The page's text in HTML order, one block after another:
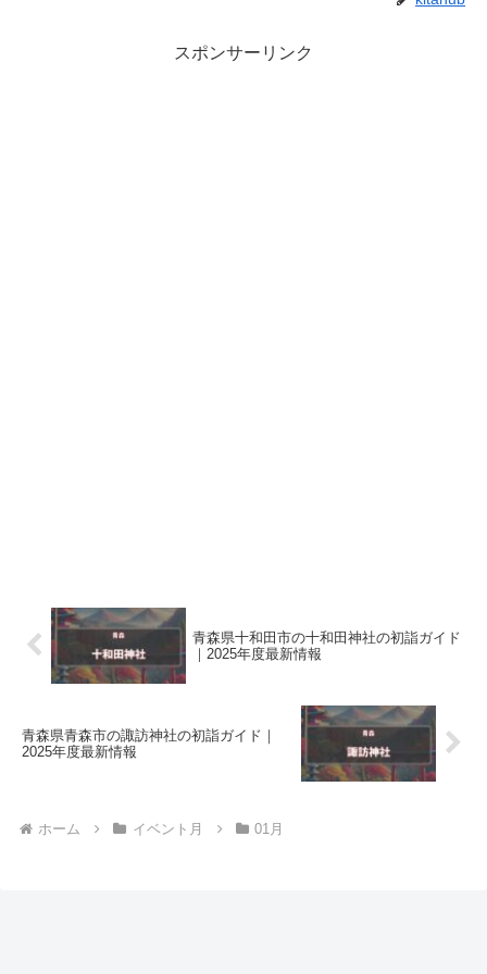
スポンサーリンク
青森県十和田市の十和田神社の初詣ガイド
｜2025年度最新情報
青森県青森市の諏訪神社の初詣ガイド｜
2025年度最新情報
ホーム イベント月 01月